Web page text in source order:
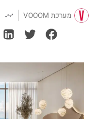
מערכת VOOOM